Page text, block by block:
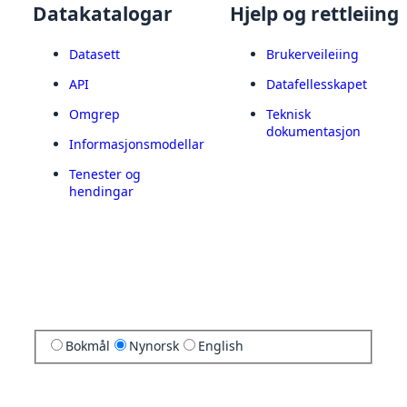
Datakatalogar
Datasett
API
Omgrep
Informasjonsmodellar
Tenester og
hendingar
Hjelp og rettleiing
Brukerveileiing
Datafellesskapet
Teknisk
dokumentasjon
Bokmål Nynorsk English